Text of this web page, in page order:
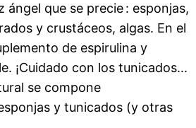
ángel que se precie : esponjas,
y crustáceos, algas. En el
de espirulina y
¡Cuidado con los tunicados...
se compone
y tunicados (y otras